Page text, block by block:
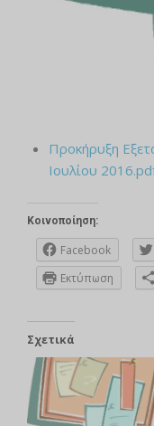
Προκήρυξη
Ιουλίου
Κοινοποίηση:
Facebook
Εκτύπωση
Σχετικά